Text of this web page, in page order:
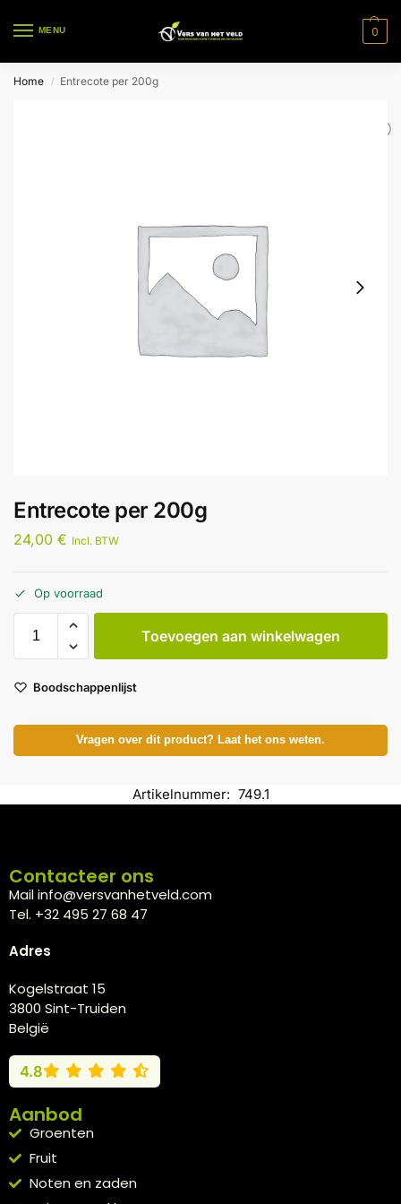
MENU 0
Home / Entrecote per 200g
Entrecote per 200g
24,00 € Incl. BTW
Op voorraad
Toevoegen aan winkelwagen
Boodschappenlijst
Vragen over dit product? Laat het ons weten.
Artikelnummer: 749.1
Contacteer ons
Mail info@versvanhetveld.com
Tel. +32 495 27 68 47
Adres
Kogelstraat 15
3800 Sint-Truiden
België
4.8
Aanbod
Groenten
Fruit
Noten en zaden